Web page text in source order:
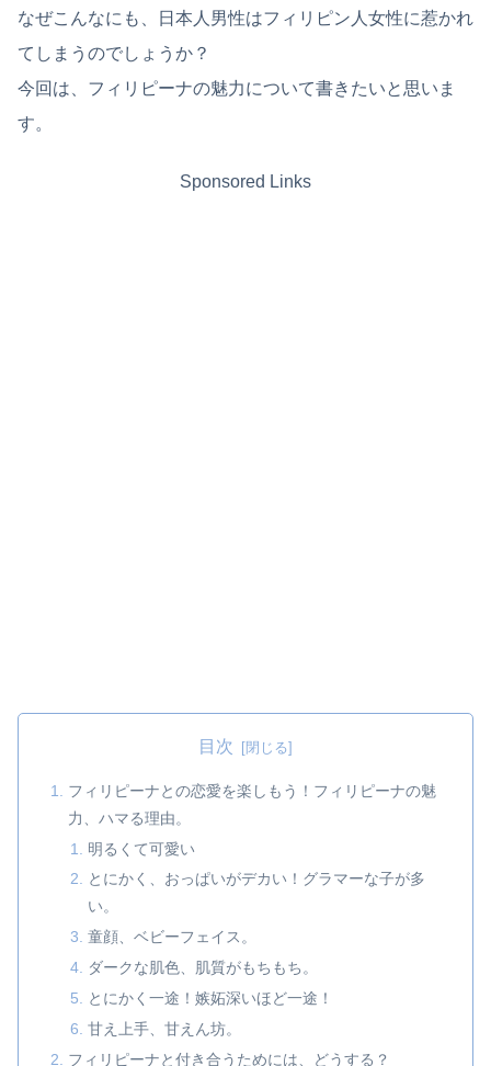
なぜこんなにも、日本人男性はフィリピン人女性に惹かれ
てしまうのでしょうか？
今回は、フィリピーナの魅力について書きたいと思いま
す。
Sponsored Links
目次
フィリピーナとの恋愛を楽しもう！フィリピーナの魅
力、ハマる理由。
明るくて可愛い
とにかく、おっぱいがデカい！グラマーな子が多
い。
童顔、ベビーフェイス。
ダークな肌色、肌質がもちもち。
とにかく一途！嫉妬深いほど一途！
甘え上手、甘えん坊。
フィリピーナと付き合うためには、どうする？